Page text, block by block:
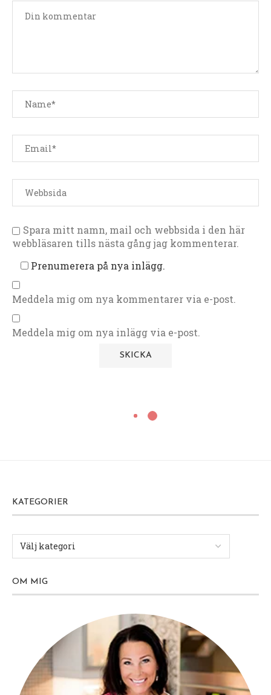
Spara mitt namn, mail och webbsida i den här
webbläsaren tills nästa gång jag kommenterar.
Prenumerera på nya inlägg.
Meddela mig om nya kommentarer via e-post.
Meddela mig om nya inlägg via e-post.
KATEGORIER
OM MIG